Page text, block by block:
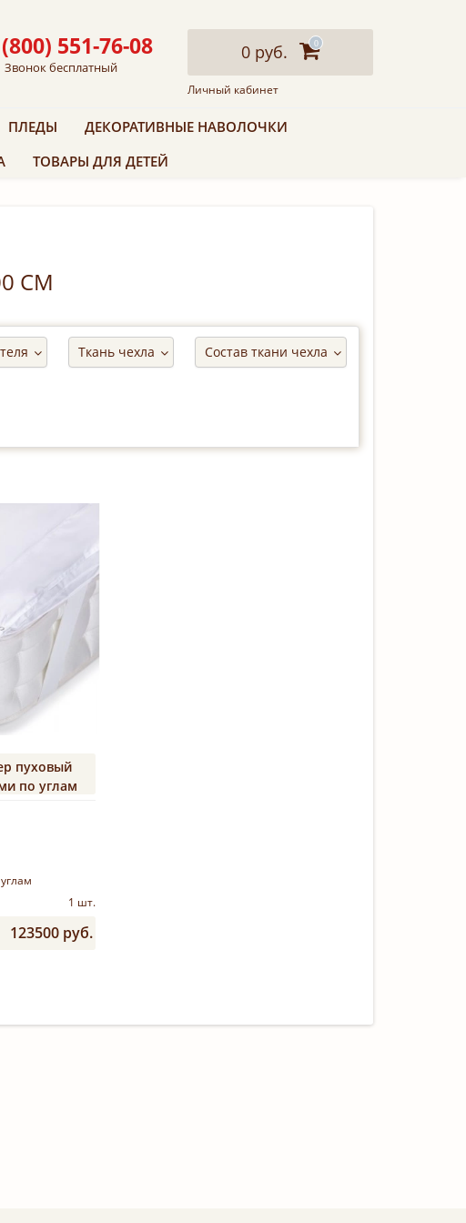
551-76-08
Звонок бесплатный
0 руб. 0
Личный кабинет
ПЛЕДЫ
ДЕКОРАТИВНЫЕ НАВОЛОЧКИ
ТОВАРЫ ДЛЯ ДЕТЕЙ
СМ
Ткань чехла Состав ткани чехла
пуховый
по углам
1 шт.
123500 руб.